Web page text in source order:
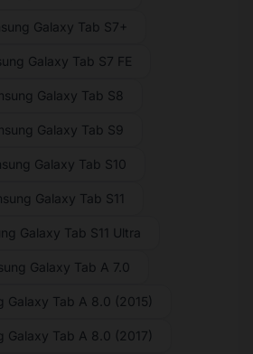
Galaxy Tab S7+
Galaxy Tab S7 FE
Galaxy Tab S8
Galaxy Tab S9
Galaxy Tab S10
Galaxy Tab S11
Galaxy Tab S11 Ultra
Galaxy Tab A 7.0
Galaxy Tab A 8.0 (2015)
Galaxy Tab A 8.0 (2017)